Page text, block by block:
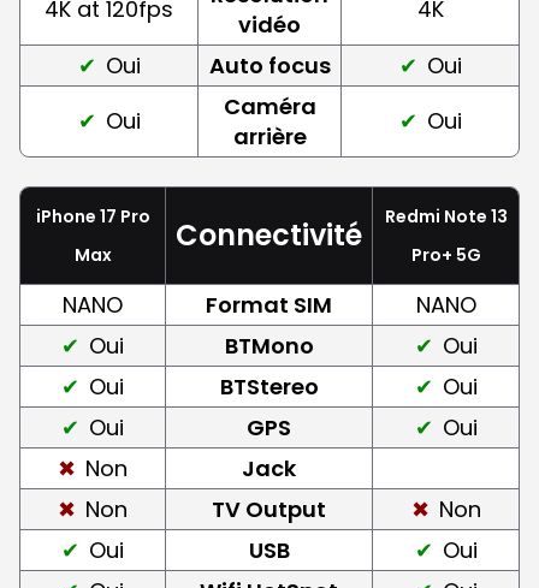
4K at 120fps
vidéo
4K
Oui
Auto focus
Oui
Oui
Caméra
arrière
Oui
iPhone 17 Pro
Max
Connectivité
Redmi Note 13
Pro+ 5G
NANO Format SIM
NANO
Oui
BTMono
Oui
Oui
BTStereo
Oui
Oui
GPS
Oui
Non
Jack
Non
TV Output
Non
Oui
USB
Oui